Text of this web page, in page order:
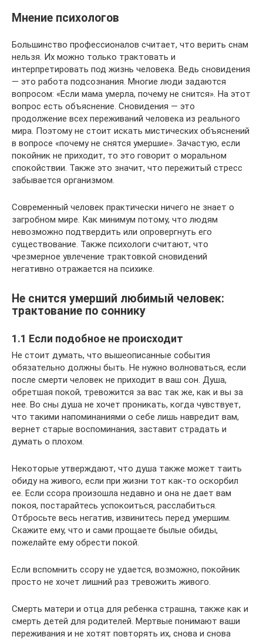
Мнение психологов
Большинство профессионалов считает, что верить снам
нельзя. Их можно только трактовать и
интерпретировать под жизнь человека. Ведь сновидения
— это работа подсознания. Многие люди задаются
вопросом: «Если мама умерла, почему не снится». На этот
вопрос есть объяснение. Сновидения — это
продолжение всех переживаний человека из реального
мира. Поэтому не стоит искать мистических объяснений
в вопросе «почему не снятся умершие». Зачастую, если
покойник не приходит, то это говорит о моральном
спокойствии. Также это значит, что пережитый стресс
забывается организмом.
Современный человек практически ничего не знает о
загробном мире. Как минимум потому, что людям
невозможно подтвердить или опровергнуть его
существование. Также психологи считают, что
чрезмерное увлечение трактовкой сновидений
негативно отражается на психике.
Не снится умерший любимый человек:
трактование по соннику
1.1 Если подобное не происходит
Не стоит думать, что вышеописанные события
обязательно должны быть. Не нужно волноваться, если
после смерти человек не приходит в ваш сон. Душа,
обретшая покой, тревожится за вас так же, как и вы за
нее. Во сны душа не хочет проникать, когда чувствует,
что такими напоминаниями о себе лишь навредит вам,
вернет старые воспоминания, заставит страдать и
думать о плохом.
Некоторые утверждают, что душа также может таить
обиду на живого, если при жизни тот как-то оскорбил
ее. Если ссора произошла недавно и она не дает вам
покоя, постарайтесь успокоиться, расслабиться.
Отбросьте весь негатив, извинитесь перед умершим.
Скажите ему, что и сами прощаете былые обиды,
пожелайте ему обрести покой.
Если вспомнить ссору не удается, возможно, покойник
просто не хочет лишний раз тревожить живого.
Смерть матери и отца для ребенка страшна, также как и
смерть детей для родителей. Мертвые понимают ваши
переживания и не хотят повторять их, снова и снова